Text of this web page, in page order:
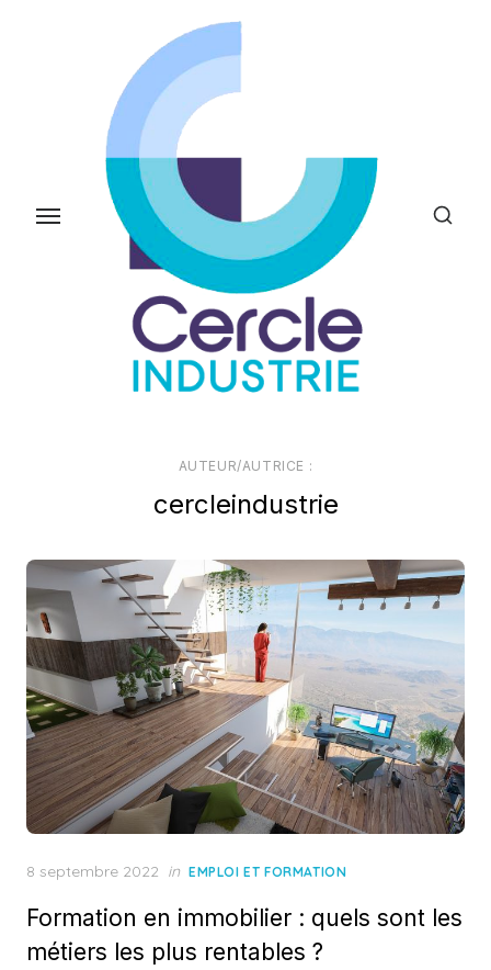
AUTEUR/AUTRICE :
cercleindustrie
Posted
8 septembre 2022 in EMPLOI ET FORMATION
Formation en immobilier : quels sont les
métiers les plus rentables ?